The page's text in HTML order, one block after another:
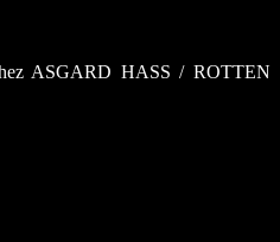
ASGARD HASS / ROTTEN